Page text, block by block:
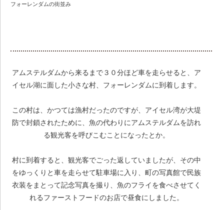
フォーレンダムの街並み
アムステルダムから来るまで３０分ほど車を走らせると、ア
イセル湖に面した小さな村、フォーレンダムに到着します。
この村は、かつては漁村だったのですが、アイセル湾が大堤
防で封鎖されたために、魚の代わりにアムステルダムを訪れ
る観光客を呼びこむことになったとか。
村に到着すると、観光客でごった返していましたが、その中
をゆっくりと車を走らせて駐車場に入り、町の写真館で民族
衣装をまとって記念写真を撮り、魚のフライを食べさせてく
れるファーストフードのお店で昼食にしました。